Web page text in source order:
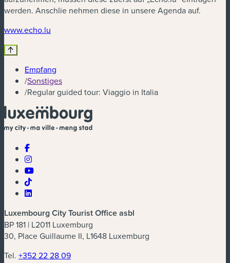
werden. Anschlie nehmen diese in unsere Agenda auf.
www.echo.lu
Empfang
/Sonstiges
/Regular guided tour: Viaggio in Italia
Luxembourg City Tourist Office asbl
BP 181 | L2011 Luxemburg
30, Place Guillaume II, L1648 Luxemburg
Tel. +352 22 28 09